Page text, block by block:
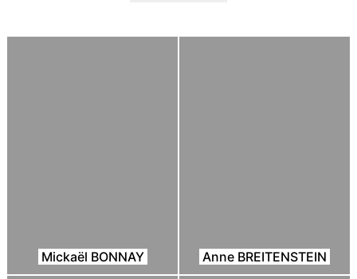
Mickaël BONNAY Anne BREITENSTEIN